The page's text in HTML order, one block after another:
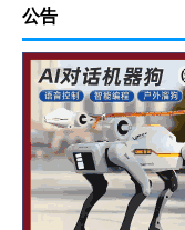
公告